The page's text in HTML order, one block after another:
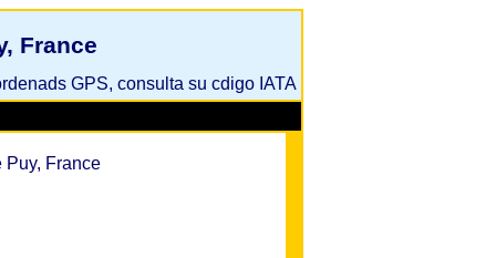
France
GPS, consulta su cdigo IATA
Puy, France